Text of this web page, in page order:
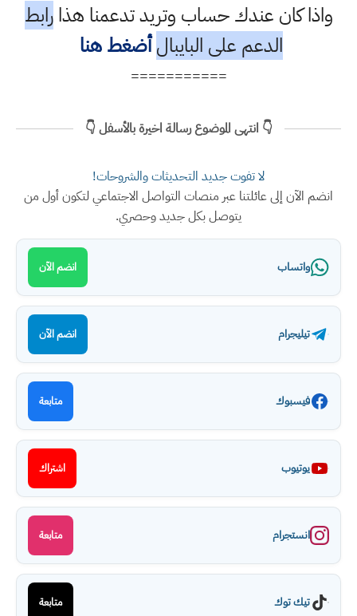
واذا كان عندك حساب وتريد تدعمنا هذارابط
الدعم على البايبال أضغط هنا
===========
👇 انتهى الموضوع رسالة اخيرة بالأسفل 👇
لا تفوت جديد التحديثات والشروحات!
انضم الآن إلى عائلتنا عبر منصات التواصل الاجتماعي لتكون أول من
يتوصل بكل جديد وحصري.
واتساب انضم الآن
تيليجرام انضم الآن
فيسبوك متابعة
يوتيوب اشتراك
انستجرام متابعة
تيك توك متابعة